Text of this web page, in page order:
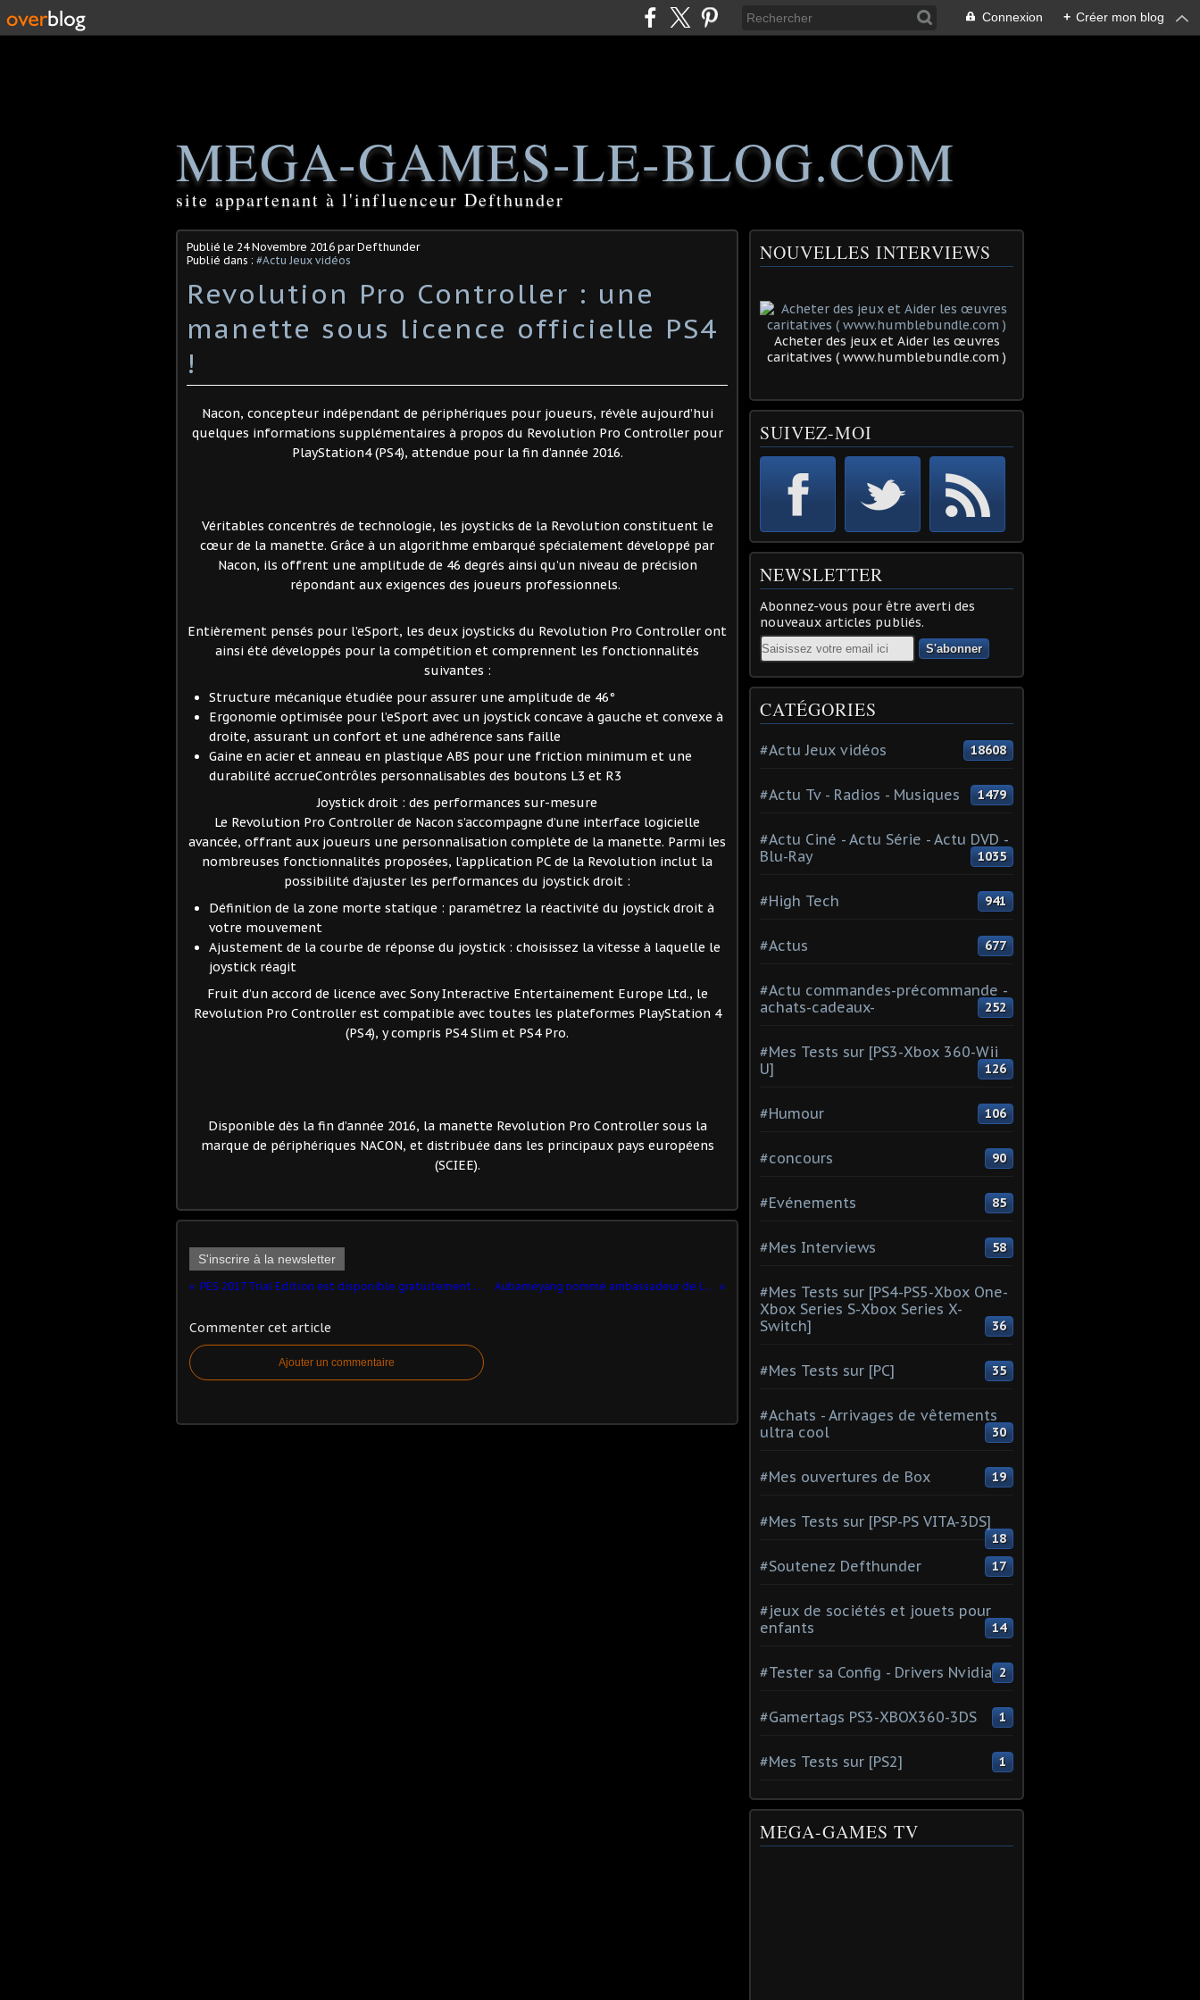
Connexion + Créer mon blog
MEGA-GAMES-LE-BLOG.COM
site appartenant à l'influenceur Defthunder
Publié le 24 Novembre 2016 par Defthunder
Publié dans : #Actu Jeux vidéos
Revolution Pro Controller : une
manette sous licence officielle PS4
!
Nacon, concepteur indépendant de périphériques pour joueurs, révèle aujourd’hui
quelques informations supplémentaires à propos du Revolution Pro Controller pour
PlayStation4 (PS4), attendue pour la fin d’année 2016.
Véritables concentrés de technologie, les joysticks de la Revolution constituent le
cœur de la manette. Grâce à un algorithme embarqué spécialement développé par
Nacon, ils offrent une amplitude de 46 degrés ainsi qu’un niveau de précision
répondant aux exigences des joueurs professionnels.
Entièrement pensés pour l’eSport, les deux joysticks du Revolution Pro Controller ont
ainsi été développés pour la compétition et comprennent les fonctionnalités
suivantes :
Structure mécanique étudiée pour assurer une amplitude de 46°
Ergonomie optimisée pour l’eSport avec un joystick concave à gauche et convexe à
droite, assurant un confort et une adhérence sans faille
Gaine en acier et anneau en plastique ABS pour une friction minimum et une
durabilité accrueContrôles personnalisables des boutons L3 et R3
Joystick droit : des performances sur-mesure
Le Revolution Pro Controller de Nacon s’accompagne d’une interface logicielle
avancée, offrant aux joueurs une personnalisation complète de la manette. Parmi les
nombreuses fonctionnalités proposées, l’application PC de la Revolution inclut la
possibilité d’ajuster les performances du joystick droit :
Définition de la zone morte statique : paramétrez la réactivité du joystick droit à
votre mouvement
Ajustement de la courbe de réponse du joystick : choisissez la vitesse à laquelle le
joystick réagit
Fruit d’un accord de licence avec Sony Interactive Entertainement Europe Ltd., le
Revolution Pro Controller est compatible avec toutes les plateformes PlayStation 4
(PS4), y compris PS4 Slim et PS4 Pro.
Disponible dès la fin d’année 2016, la manette Revolution Pro Controller sous la
marque de périphériques NACON, et distribuée dans les principaux pays européens
(SCIEE).
S'inscrire à la newsletter
PES 2017 Trial Edition est disponible gratuitement dès aujourd'hui ! Aubameyang nommé ambassadeur de la PES LEAGUE
Commenter cet article
Ajouter un commentaire
NOUVELLES INTERVIEWS
Acheter des jeux et Aider les œuvres
caritatives ( www.humblebundle.com )
SUIVEZ-MOI
NEWSLETTER
Abonnez-vous pour être averti des
nouveaux articles publiés.
Email
CATÉGORIES
#Actu Jeux vidéos 18608
#Actu Tv - Radios - Musiques 1479
#Actu Ciné - Actu Série - Actu DVD -
Blu-Ray
1035
#High Tech 941
#Actus 677
#Actu commandes-précommande -
achats-cadeaux-
252
#Mes Tests sur [PS3-Xbox 360-Wii
U]
126
#Humour 106
#concours 90
#Evénements 85
#Mes Interviews 58
#Mes Tests sur [PS4-PS5-Xbox One-
Xbox Series S-Xbox Series X-
Switch]
36
#Mes Tests sur [PC] 35
#Achats - Arrivages de vêtements
ultra cool
30
#Mes ouvertures de Box 19
#Mes Tests sur [PSP-PS VITA-3DS]
18
#Soutenez Defthunder 17
#jeux de sociétés et jouets pour
enfants
14
#Tester sa Config - Drivers Nvidia 2
#Gamertags PS3-XBOX360-3DS 1
#Mes Tests sur [PS2] 1
MEGA-GAMES TV